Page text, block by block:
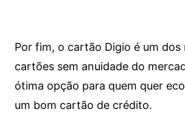
Por fim, o cartão Digio é um dos
cartões sem anuidade do
ótima opção para quem quer
um bom cartão de crédito.